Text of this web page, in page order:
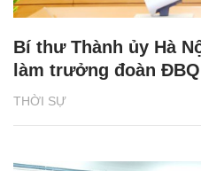
THỜI SỰ
Bí thư Thành ủy Hà
làm trưởng đoàn